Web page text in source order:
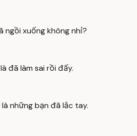
ngồi xuống không nhỉ?
đã làm sai rồi đấy.
những bạn đã lắc tay.